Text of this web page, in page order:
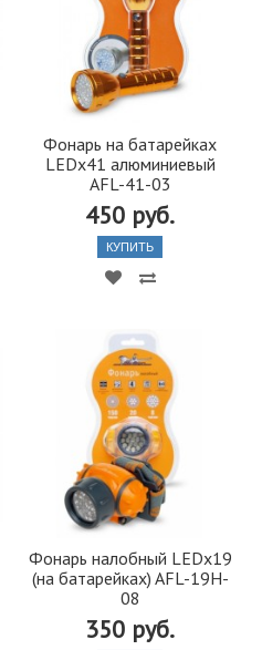
Фонарь на батарейках
LEDx41 алюминиевый
AFL-41-03
450 руб.
КУПИТЬ
Фонарь налобный LEDx19
(на батарейках) AFL-19H-
08
350 руб.